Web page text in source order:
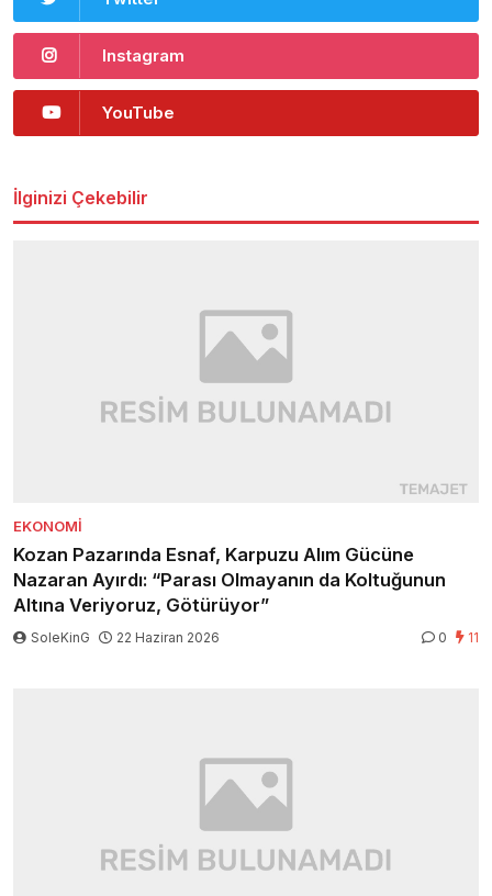
Instagram
YouTube
İlginizi Çekebilir
EKONOMI
Kozan Pazarında Esnaf, Karpuzu Alım Gücüne
Nazaran Ayırdı: “Parası Olmayanın da Koltuğunun
Altına Veriyoruz, Götürüyor”
SoleKinG 22 Haziran 2026 0 11